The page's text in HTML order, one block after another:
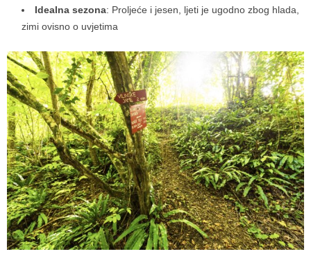
Idealna sezona: Proljeće i jesen, ljeti je ugodno zbog hlada,
zimi ovisno o uvjetima